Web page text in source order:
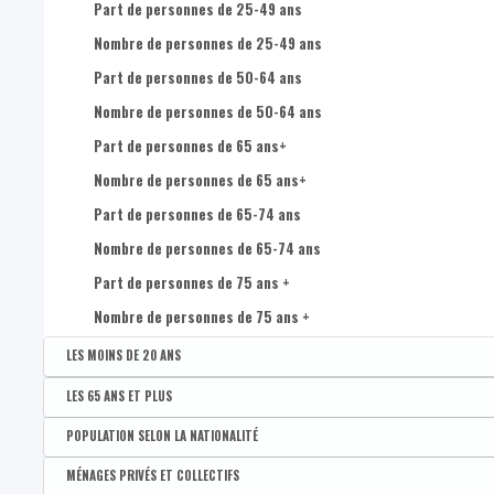
Nombre de femmes de 35 à 39 ans
Nombre de femmes de 40 à 44 ans
Nombre de femmes de 45 à 49 ans
Nombre de femmes de 50 à 54 ans
Nombre de femmes de 55 à 59 ans
Nombre de femmes de 60 à 64 ans
Nombre de femmes de 65 à 69 ans
Nombre de femmes de 70 à 74 ans
Nombre de femmes de 75 ans et plus
Nombre d'hommes de 0 à 4 ans
Nombre d'hommes de 5 à 9 ans
Nombre d'hommes de 10 à 14 ans
Nombre d'hommes de 15 à 19 ans
Nombre d'hommes de 20 à 24 ans
Nombre d'hommes de 25 à 29 ans
Part de personnes de 25-49 ans
Nombre de personnes de 25-49 ans
Part de personnes de 50-64 ans
Nombre de personnes de 50-64 ans
Part de personnes de 65 ans+
Nombre de personnes de 65 ans+
Part de personnes de 65-74 ans
Nombre de personnes de 65-74 ans
Part de personnes de 75 ans +
Nombre de personnes de 75 ans +
LES MOINS DE 20 ANS
Disponible par : Commune - Arrondissement - Province - Bassin EFE - Zone de
Part des moins de 20 ans
LES 65 ANS ET PLUS
Disponible par :Commune - Arrondissement - Province - Bassin EFE - Zone de
Part de 65 ans et plus
POPULATION SELON LA NATIONALITÉ
Disponible par :Commune - Arrondissement - Province - Bassin EFE - Zone de
MÉNAGES PRIVÉS ET COLLECTIFS